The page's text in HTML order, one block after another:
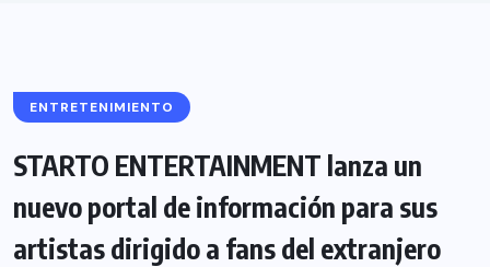
ENTRETENIMIENTO
STARTO ENTERTAINMENT lanza un
nuevo portal de información para sus
artistas dirigido a fans del extranjero